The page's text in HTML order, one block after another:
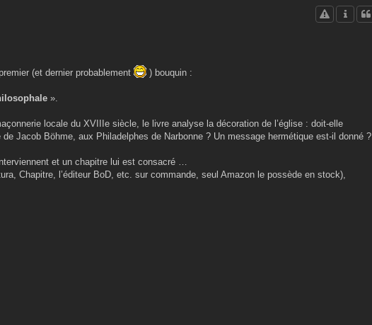
(et dernier probablement ) bouquin :
».
locale du XVIIIe siècle, le livre analyse la décoration de l’église : doit-elle
Jacob Böhme, aux Philadelphes de Narbonne ? Un message hermétique est-il donné ?
et un chapitre lui est consacré …
Chapitre, l’éditeur BoD, etc. sur commande, seul Amazon le possède en stock),